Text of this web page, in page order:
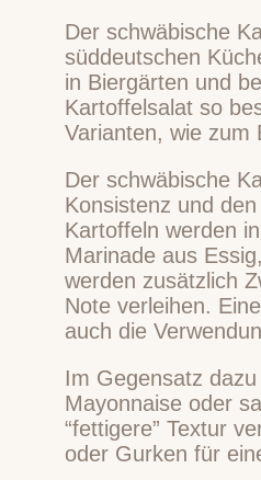
Der schwäbische
süddeutschen
in Biergärten und
Kartoffelsalat so
Varianten, wie zum
Der schwäbische
Konsistenz und
Kartoffeln werden
Marinade aus
werden zusätzlich
Note verleihen.
auch die
Im Gegensatz
Mayonnaise oder
“fettigere” Textur
oder Gurken für